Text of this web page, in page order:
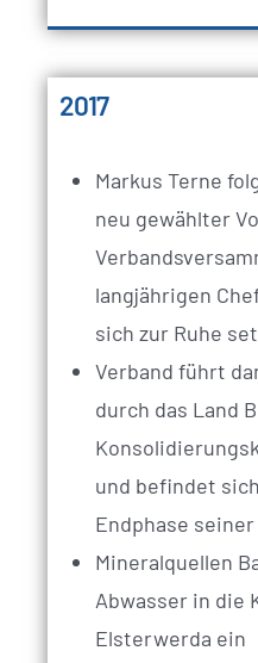
2017
Markus Terne
neu gewählter
langjährigen
sich zur Ruhe
Verband führt
durch das Land
und befindet
Endphase
Mineralquellen
Abwasser in die
Elsterwerda ein